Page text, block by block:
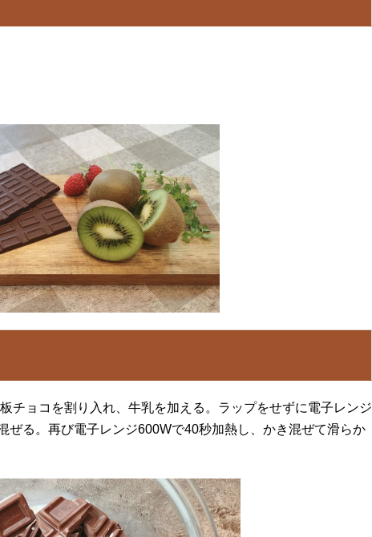
チョコを割り入れ、牛乳を加える。ラップをせずに電子レンジ
ぜる。再び電子レンジ600Wで40秒加熱し、かき混ぜて滑らか